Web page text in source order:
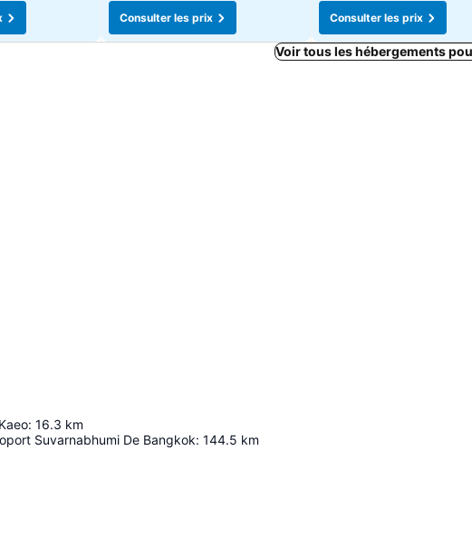
Consulter les prix Consulter les prix
Voir tous les hébergements
: 16.3 km
Suvarnabhumi De Bangkok: 144.5 km